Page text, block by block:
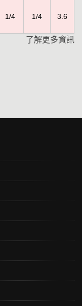
1/4 1/4 3.6
了解更多資訊